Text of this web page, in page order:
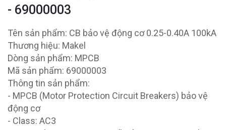
- 69000003
Tên sản phẩm: CB bảo vệ động cơ 0.25-0.40A 100kA
Thương hiệu: Makel
Dòng sản phẩm: MPCB
Mã sản phẩm: 69000003
Thông tin sản phẩm:
- MPCB (Motor Protection Circuit Breakers) bảo vệ
động cơ
- Class: AC3